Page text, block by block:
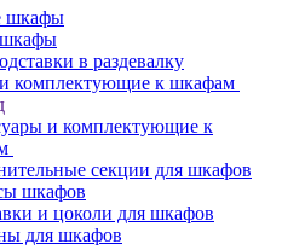
шкафы
в раздевалку
комплектующие к шкафам
и комплектующие к
секции для шкафов
шкафов
и цоколи для шкафов
для шкафов